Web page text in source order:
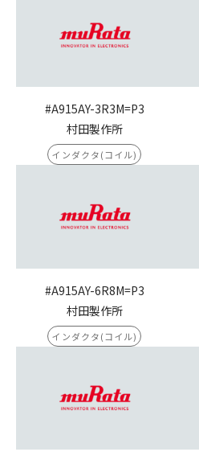
#A915AY-3R3M=P3
村田製作所
インダクタ(コイル)
#A915AY-6R8M=P3
村田製作所
インダクタ(コイル)